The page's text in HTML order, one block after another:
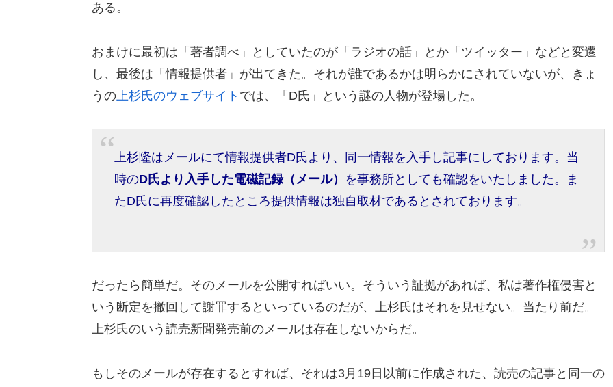
ある。
おまけに最初は「著者調べ」としていたのが「ラジオの話」とか「ツイッター」などと変遷
し、最後は「情報提供者」が出てきた。それが誰であるかは明らかにされていないが、きょ
うの上杉氏のウェブサイト では、「D氏」という謎の人物が登場した。
上杉隆はメールにて情報提供者D氏より、同一情報を入手し記事にしております。当
時のD氏より入手した電磁記録（メール） を事務所としても確認をいたしました。ま
たD氏に再度確認したところ提供情報は独自取材であるとされております。
だったら簡単だ。そのメールを公開すればいい。そういう証拠があれば、私は著作権侵害と
いう断定を撤回して謝罪するといっているのだが、上杉氏はそれを見せない。当たり前だ。
上杉氏のいう読売新聞発売前のメールは存在しないからだ。
もしそのメールが存在するとすれば、それは3月19日以前に作成された、読売の記事と同一の